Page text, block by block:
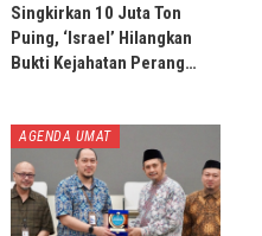
Singkirkan 10 Juta Ton
Puing, ‘Israel’ Hilangkan
Bukti Kejahatan Perang…
AGENDA UMAT